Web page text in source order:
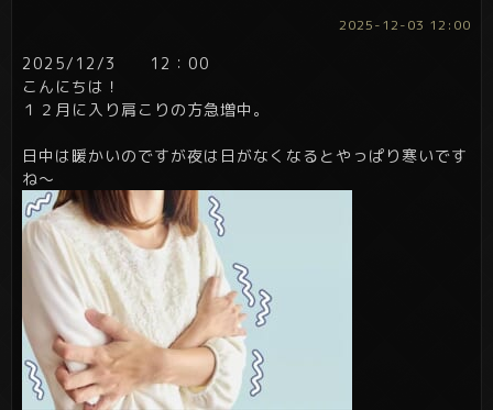
2025-12-03 12:00
2025/12/3 12：00
こんにちは！
１２月に入り肩こりの方急増中。
日中は暖かいのですが夜は日がなくなるとやっぱり寒いです
ね～